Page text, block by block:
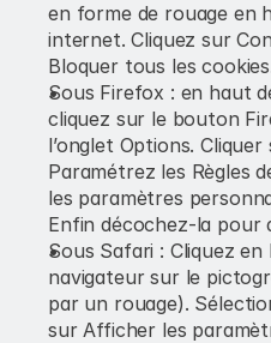
en forme de rouage en
internet. Cliquez sur
Bloquer tous les
Sous Firefox : en haut
cliquez sur le bouton
l’onglet Options.
Paramétrez les Règles
les paramètres
Enfin décochez-la pour
Sous Safari : Cliquez
navigateur sur le
par un rouage).
sur Afficher les